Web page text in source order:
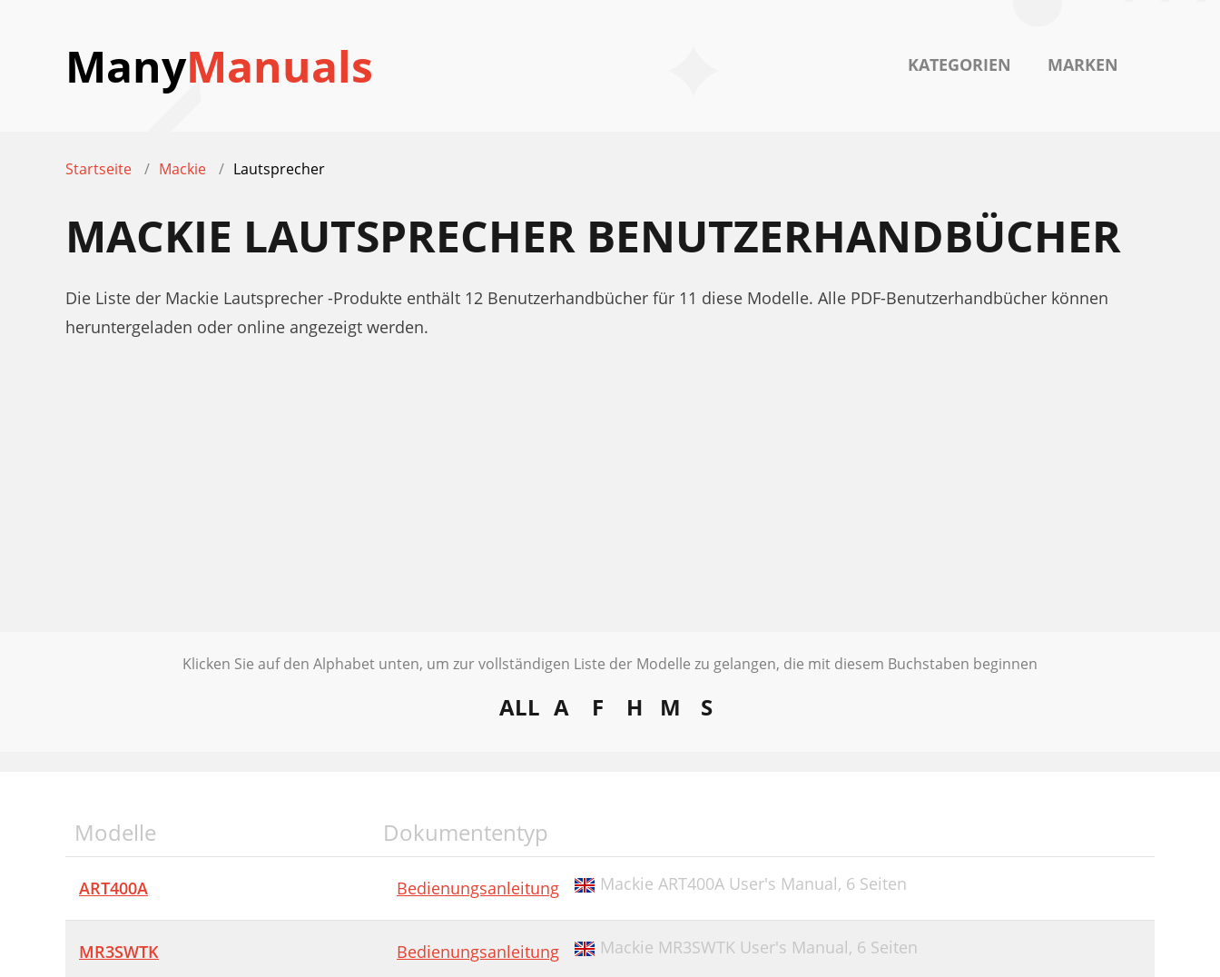
ManyManuals KATEGORIEN MARKEN
Startseite Mackie Lautsprecher
MACKIE LAUTSPRECHER BENUTZERHANDBÜCHER
Die Liste der Mackie Lautsprecher -Produkte enthält 12 Benutzerhandbücher für 11 diese Modelle. Alle PDF-Benutzerhandbücher können
heruntergeladen oder online angezeigt werden.
Klicken Sie auf den Alphabet unten, um zur vollständigen Liste der Modelle zu gelangen, die mit diesem Buchstaben beginnen
ALL A F H M S
Modelle Dokumententyp
ART400A Bedienungsanleitung Mackie ART400A User's Manual, 6 Seiten
MR3SWTK Bedienungsanleitung Mackie MR3SWTK User's Manual, 6 Seiten